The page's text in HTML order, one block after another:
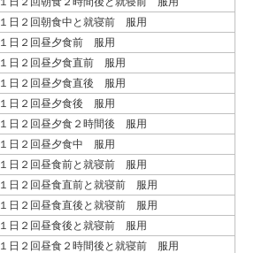
１日２回朝食中と就寝前 服用
１日２回昼夕食前 服用
１日２回昼夕食直前 服用
１日２回昼夕食直後 服用
１日２回昼夕食後 服用
１日２回昼夕食２時間後 服用
１日２回昼夕食中 服用
１日２回昼食前と就寝前 服用
１日２回昼食直前と就寝前 服用
１日２回昼食直後と就寝前 服用
１日２回昼食後と就寝前 服用
１日２回昼食２時間後と就寝前 服用